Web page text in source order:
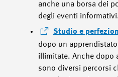
anche una borsa dei
degli eventi
Studio e
dopo un
illimitate. Anche dopo
sono diversi percorsi